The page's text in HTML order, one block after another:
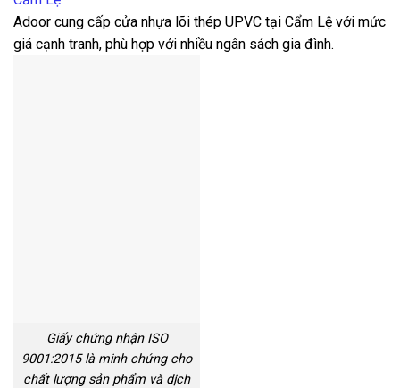
Adoor cung cấp cửa nhựa lõi thép UPVC tại Cẩm Lệ với mức
giá cạnh tranh, phù hợp với nhiều ngân sách gia đình.
Giấy chứng nhận ISO
9001:2015 là minh chứng cho
chất lượng sản phẩm và dịch